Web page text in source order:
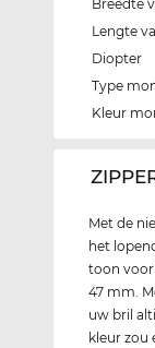
Breedte
Lengte
Diopter
Type
Kleur
Met de
het
toon voor
47 mm.
uw bril
kleur zou